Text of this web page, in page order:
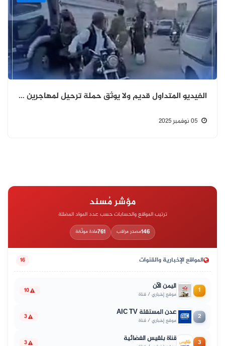
الفيديو المتداول قديم ولا يوثق حملة ترحيل لمهاجرين افارقة من الضالع
مؤشر مُسند
ترتيب المواقع والحسابات حسب عدد المواد المضللة
146مصدر مراقب 761مادة موثّقة
المواقع الإخبارية والقنوات 16
1 اليمن الآن
موقع إخباري / قناة 10
2 عدن المستقلة AIC TV
موقع إخباري / قناة 3
3 قناة بلقيس الفضائية 3